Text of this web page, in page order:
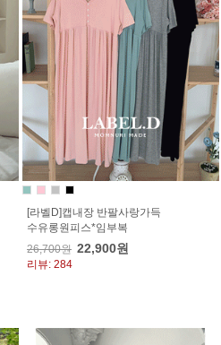
[라벨D]캡내장 반팔사랑가득
수유롱원피스*임부복
26,700원 22,900원
리뷰: 284